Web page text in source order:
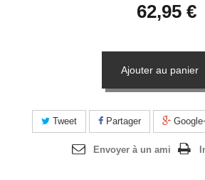
62,95 €
Ajouter au panier
Tweet Partager
Envoyer à un ami